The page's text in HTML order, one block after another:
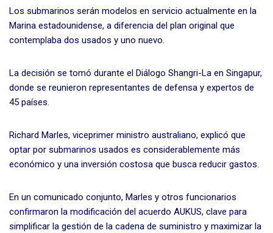
Los submarinos serán modelos en servicio actualmente en la
Marina estadounidense, a diferencia del plan original que
contemplaba dos usados y uno nuevo.
La decisión se tomó durante el Diálogo Shangri-La en Singapur,
donde se reunieron representantes de defensa y expertos de
45 países.
Richard Marles, viceprimer ministro australiano, explicó que
optar por submarinos usados es considerablemente más
económico y una inversión costosa que busca reducir gastos.
En un comunicado conjunto, Marles y otros funcionarios
confirmaron la modificación del acuerdo AUKUS, clave para
simplificar la gestión de la cadena de suministro y maximizar la